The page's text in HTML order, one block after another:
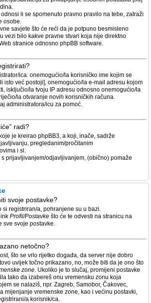
li se spomenuto pravno pravilo na tebe, zatraži
osobe.
savjete što će reći da je potpuno besmisleno
vezi bilo kakve pravne stvari koja nije direktno
stranice odnosno phpBB software.
ica: onemogućio/la korisničko ime kojim se
isto već postoji], onemogućio/la e-mail adresu kojom
isključio/la tvoju IP adresu odnosno onemogućio/la
la otvaranje novih korisničkih računa.
administratora/icu za pomoć.
radi?
je kreirao phpBB3, a koji, inače, sadrže
pregledanim/pročitanim
i sl.
prijavljivanjem/odjavljivanjem, (obično) pomaže
svoje postavke?
si registriran/a, pohranjene su u bazi.
Profil/Postavke što će te odvesti na stranicu na
sve svoje postavke.
netočno?
što se vrlo rijetko događa, da server nije dobro
uvijek točno prikazano, no, može biti da je ono što
zone. Ukoliko je to slučaj, promijeni postavke
tako da izabereš onu vremensku zonu koja
se nalaziš, npr. Zagreb, Samobor, Čakovec,
mijenjanje vremenske zone, kao i većinu postavki,
a korisnik/ca.